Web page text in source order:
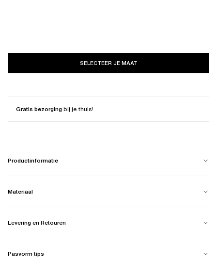
SELECTEER JE MAAT
Gratis bezorgingbij je thuis!
Productinformatie
Materiaal
Levering en Retouren
Pasvorm tips